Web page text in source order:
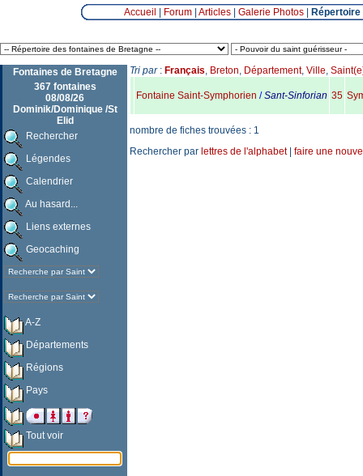
Accueil Forum| Articles| Galerie Photos|
Fontaines de Bretagne
367 fontaines
08/08/26
Dominik/Dominique /St
Elid
Rechercher
Légendes
Calendrier
Au hasard...
Liens externes
Geocaching
A-Z
Départements
Régions
Pays
Tout voir
Tri par: Français, Breton, Département, Ville,
Fontaine Saint-Symphorien /Sant-Sinforian 35
nombre de fiches trouvées : 1
Rechercher par lettres de l'alphabet| faire une